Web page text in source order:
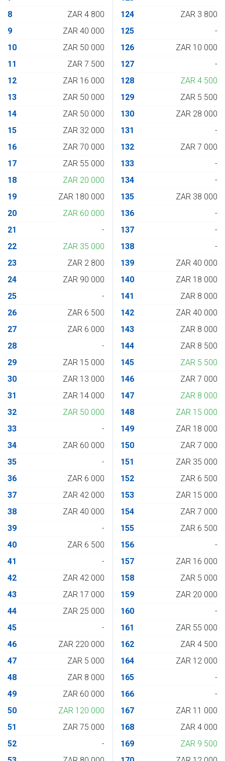
8
ZAR 4 800
9
ZAR 40 000
10
ZAR 50 000
11
ZAR 7 500
12
ZAR 16 000
13
ZAR 50 000
14
ZAR 50 000
15
ZAR 32 000
16
ZAR 70 000
17
ZAR 55 000
18
ZAR 20 000
19
ZAR 180 000
20
ZAR 60 000
21
-
22
ZAR 35 000
23
ZAR 2 800
24
ZAR 90 000
25
-
26
ZAR 6 500
27
ZAR 6 000
28
-
29
ZAR 15 000
30
ZAR 13 000
31
ZAR 14 000
32
ZAR 50 000
33
-
34
ZAR 60 000
35
-
36
ZAR 6 000
37
ZAR 42 000
38
ZAR 40 000
39
-
40
ZAR 6 500
41
-
42
ZAR 42 000
43
ZAR 17 000
44
ZAR 25 000
45
-
46
ZAR 220 000
47
ZAR 5 000
48
ZAR 8 000
49
ZAR 60 000
50
ZAR 120 000
51
ZAR 75 000
52
-
124
ZAR 3 800
125
-
126
ZAR 10 000
127
-
128
ZAR 4 500
129
ZAR 5 500
130
ZAR 28 000
131
-
132
ZAR 7 000
133
-
134
-
135
ZAR 38 000
136
-
137
-
138
-
139
ZAR 40 000
140
ZAR 18 000
141
ZAR 8 000
142
ZAR 40 000
143
ZAR 8 000
144
ZAR 8 500
145
ZAR 5 500
146
ZAR 7 000
147
ZAR 8 000
148
ZAR 15 000
149
ZAR 18 000
150
ZAR 7 000
151
ZAR 35 000
152
ZAR 6 500
153
ZAR 15 000
154
ZAR 7 000
155
ZAR 6 500
156
-
157
ZAR 16 000
158
ZAR 5 000
159
ZAR 20 000
160
-
161
ZAR 55 000
162
ZAR 4 500
164
ZAR 12 000
165
-
166
-
167
ZAR 11 000
168
ZAR 4 000
169
ZAR 9 500